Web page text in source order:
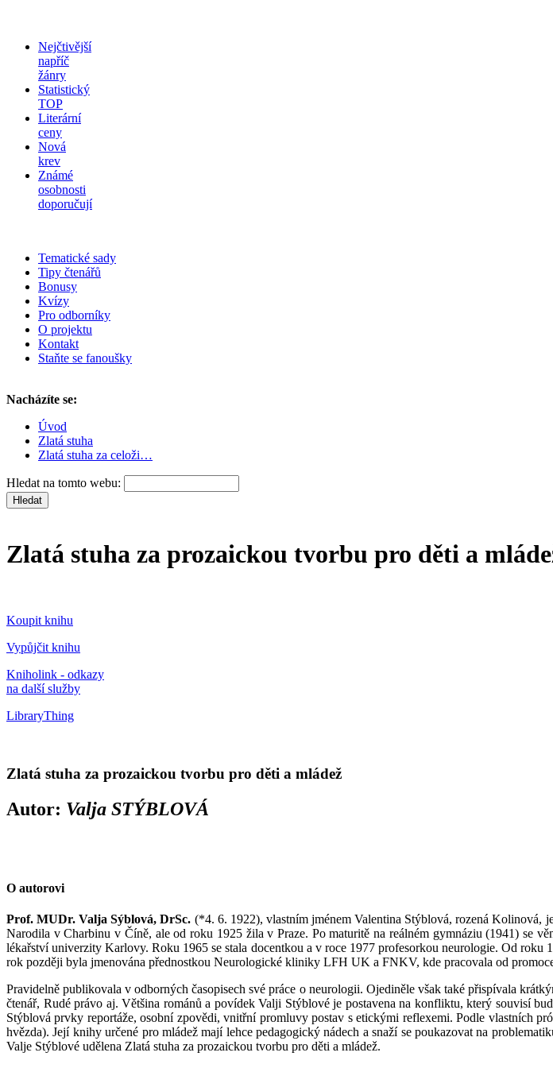
Nejčtivější
napříč
žánry
Statistický
TOP
Literární
ceny
Nová
krev
Známé
osobnosti
doporučují
Tematické sady
Tipy čtenářů
Bonusy
Kvízy
Pro odborníky
O projektu
Kontakt
Staňte se fanoušky
Nacházíte se:
Úvod
Zlatá stuha
Zlatá stuha za celoži…
Hledat na tomto webu:
Zlatá stuha za prozaickou tvorbu pro děti a
Koupit knihu
Vypůjčit knihu
Kniholink - odkazy
na další služby
LibraryThing
Zlatá stuha za prozaickou tvorbu pro děti a mládež
Autor: Valja STÝBLOVÁ
O autorovi
Prof. MUDr. Valja Sýblová, DrSc. (*4. 6. 1922), vlastním jménem Valentina Stýblová, rozená Kolinová,
Narodila v Charbinu v Číně, ale od roku 1925 žila v Praze. Po maturitě na reálném gymnáziu (1941) se
lékařství univerzity Karlovy. Roku 1965 se stala docentkou a v roce 1977 profesorkou neurologie. Od
rok později byla jmenována přednostkou Neurologické kliniky LFH UK a FNKV, kde pracovala od
Pravidelně publikovala v odborných časopisech své práce o neurologii. Ojediněle však také přispívala
čtenář, Rudé právo aj. Většina románů a povídek Valji Stýblové je postavena na konfliktu, který souvisí
Stýblová prvky reportáže, osobní zpovědi, vnitřní promluvy postav s etickými reflexemi. Podle vlastních
hvězda). Její knihy určené pro mládež mají lehce pedagogický nádech a snaží se poukazovat na
Valje Stýblové udělena Zlatá stuha za prozaickou tvorbu pro děti a mládež.